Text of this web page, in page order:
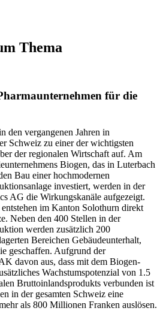
Thema
für die
den vergangenen Jahren in
Schweiz zu einer der wichtigsten
der regionalen Wirtschaft auf. Am
Biogen, das in Luterbach
Bau einer hochmodernen
investiert, werden in der
AG die Wirkungskanäle aufgezeigt.
im Kanton Solothurn direkt
Neben den 400 Stellen in der
werden zusätzlich 200
Bereichen Gebäudeunterhalt,
geschaffen. Aufgrund der
davon aus, dass mit dem Biogen-
Wachstumspotenzial von 1.5
Bruttoinlandsprodukts verbunden ist
in der gesamten Schweiz eine
als 800 Millionen Franken auslösen.